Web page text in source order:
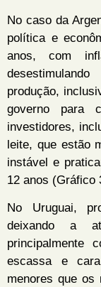
No caso da
política e
anos, com
produção,
governo para
investidores,
leite, que estão
instável e
12 anos (Gráfico
No Uruguai,
deixando a
principalmente
escassa e
menores que os